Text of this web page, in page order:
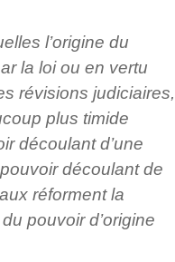
l’origine du
la loi ou en vertu
révisions judiciaires,
plus timide
découlant d’une
découlant de
réforment la
pouvoir d’origine